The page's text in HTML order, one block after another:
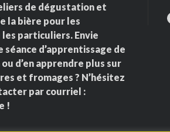
de dégustation et
la bière pour les
particuliers. Envie
séance d’apprentissage de
d’en apprendre plus sur
et fromages ? N’hésitez
par courriel :
!